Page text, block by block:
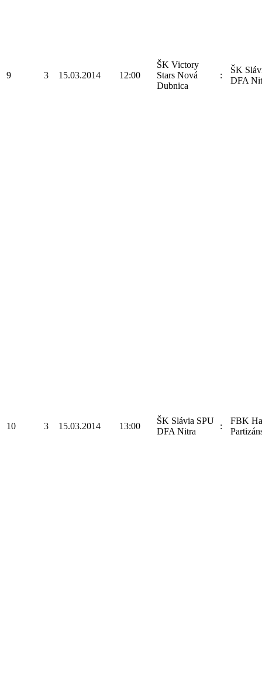
9 3 15.03.2014 12:00
ŠK Victory
Stars Nová
Dubnica
:
ŠK
DFA
10 3 15.03.2014 13:00
ŠK Slávia SPU
DFA Nitra
:
FBK